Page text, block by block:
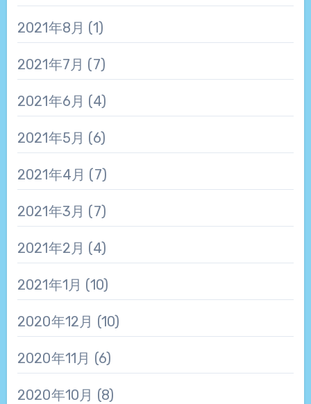
2021年8月 (1)
2021年7月 (7)
2021年6月 (4)
2021年5月 (6)
2021年4月 (7)
2021年3月 (7)
2021年2月 (4)
2021年1月 (10)
2020年12月 (10)
2020年11月 (6)
2020年10月 (8)